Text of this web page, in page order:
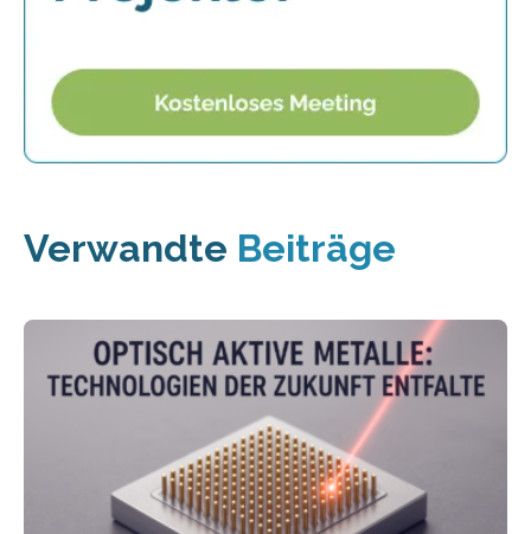
Verwandte Beiträge